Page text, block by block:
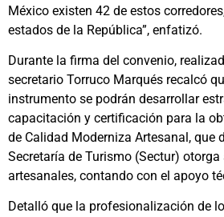
México existen 42 de estos
estados de la República”, enfatizó.
Durante la firma del convenio,
secretario Torruco Marqués recalcó
instrumento se podrán desarrollar
capacitación y certificación para la
de Calidad Moderniza Artesanal, que
Secretaría de Turismo (Sectur)
artesanales, contando con el apoyo
Detalló que la profesionalización de